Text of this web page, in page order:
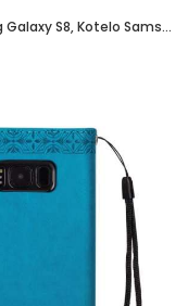
Kuori Samsung Galaxy S8, Kuoret Samsung Galaxy S8, Kotelo Samsung Galaxy S8 Nahkakuori Salkku Kortti